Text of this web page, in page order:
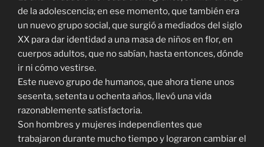
de la adolescencia; en ese momento, que también era
un nuevo grupo social, que surgió a mediados del siglo
XX para dar identidad a una masa de niños en flor, en
cuerpos adultos, que no sabían, hasta entonces, dónde
ir ni cómo vestirse.
Este nuevo grupo de humanos, que ahora tiene unos
sesenta, setenta u ochenta años, llevó una vida
razonablemente satisfactoria.
Son hombres y mujeres independientes que
trabajaron durante mucho tiempo y lograron cambiar el